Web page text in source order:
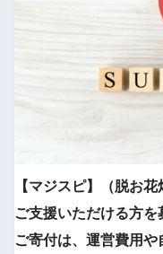
【マジスピ】（脱お
ご支援いただける方を
ご寄付は、運営費用や